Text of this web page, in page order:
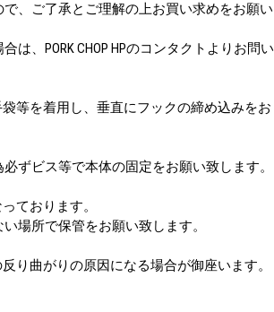
、ご了承とご理解の上お買い求めをお願い
、PORK CHOP HPのコンタクトよりお問い
等を着用し、垂直にフックの締め込みをお
ずビス等で本体の固定をお願い致します。
ております。
場所で保管をお願い致します。
り曲がりの原因になる場合が御座います。